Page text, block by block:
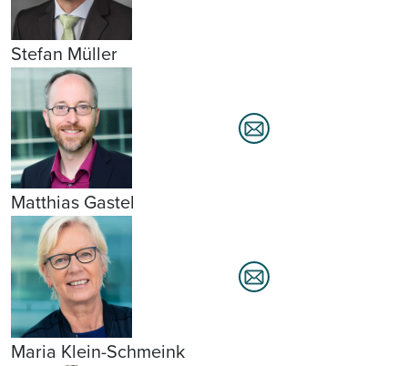
Stefan Müller
Matthias Gastel
Maria Klein-Schmeink